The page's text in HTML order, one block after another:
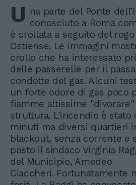
U na parte del Ponte
conosciuto a Roma
è crollata a seguito del
Ostiense. Le immagini
crollo che ha interessato
delle passerelle per il
condotte del gas. Alcuni
un forte odore di gas poco
fiamme altissime
struttura. L'incendio è stato
minuti ma diversi quartieri
blackout, senza corrente e
posto il sindaco Virginia
del Municipio, Amedeo
Ciaccheri. Fortunatamente